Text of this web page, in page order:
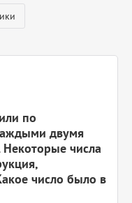
по
двумя
числа
число было в